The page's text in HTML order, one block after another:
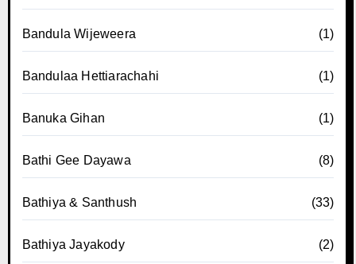
Bandula Wijeweera (1)
Bandulaa Hettiarachahi (1)
Banuka Gihan (1)
Bathi Gee Dayawa (8)
Bathiya & Santhush (33)
Bathiya Jayakody (2)